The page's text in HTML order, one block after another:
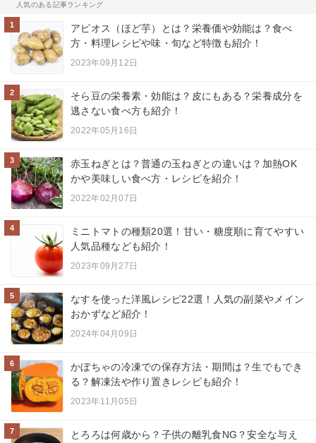
人気のある記事ランキング
1
アピオス（ほど芋）とは？栄養価や効能は？食べ
方・料理レシピや味・旬など特徴も紹介！
2023年09月12日
2
そら豆の栄養素・効能は？皮にもある？栄養成分を
逃さない食べ方も紹介！
2022年05月16日
3
赤玉ねぎとは？普通の玉ねぎとの違いは？加熱OK
かや美味しい食べ方・レシピを紹介！
2022年02月07日
4
ミニトマトの種類20選！甘い・糖度順に育てやすい
人気品種なども紹介！
2023年09月27日
5
なすを使った洋風レシピ22選！人気の副菜やメイン
おかずなど紹介！
2024年04月09日
6
かぼちゃの冷凍での保存方法・期間は？生でもでき
る？解凍法や作り置きレシピも紹介！
2023年11月05日
7
とろろは何歳から？子供の離乳食NG？安全な与え